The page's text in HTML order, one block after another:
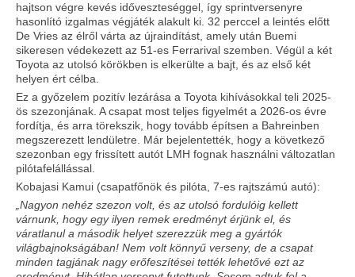
hajtson végre kevés időveszteséggel, így sprintversenyre
hasonlító izgalmas végjáték alakult ki. 32 perccel a leintés előtt
De Vries az élről várta az újraindítást, amely után Buemi
sikeresen védekezett az 51-es Ferrarival szemben. Végül a két
Toyota az utolsó körökben is elkerülte a bajt, és az első két
helyen ért célba.
Ez a győzelem pozitív lezárása a Toyota kihívásokkal teli 2025-
ös szezonjának. A csapat most teljes figyelmét a 2026-os évre
fordítja, és arra törekszik, hogy tovább építsen a Bahreinben
megszerezett lendületre. Már bejelentették, hogy a következő
szezonban egy frissített autót LMH fognak használni változatlan
pilótafelállással.
Kobajasi Kamui (csapatfőnök és pilóta, 7-es rajtszámú autó):
„Nagyon nehéz szezon volt, és az utolsó fordulóig kellett
várnunk, hogy egy ilyen remek eredményt érjünk el, és
váratlanul a második helyet szerezzük meg a gyártók
világbajnokságában! Nem volt könnyű verseny, de a csapat
minden tagjának nagy erőfeszítései tették lehetővé ezt az